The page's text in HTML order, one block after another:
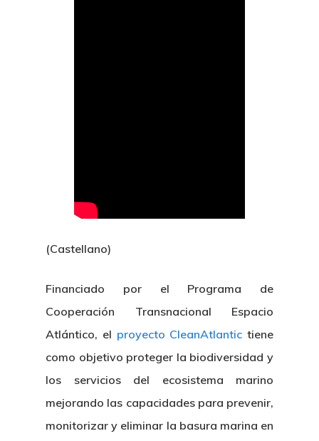
(Castellano)
Financiado por el Programa de
Cooperación Transnacional Espacio
Atlántico, el proyecto CleanAtlantic tiene
como objetivo proteger la biodiversidad y
los servicios del ecosistema marino
mejorando las capacidades para prevenir,
monitorizar y eliminar la basura marina en